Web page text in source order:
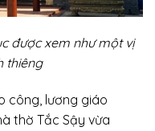
được xem như một vị
thiêng
công, lương giáo
thờ Tắc Sậy vừa